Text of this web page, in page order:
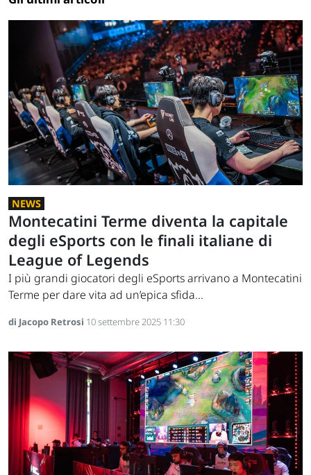
NEWS
Montecatini Terme diventa la capitale
degli eSports con le finali italiane di
League of Legends
I più grandi giocatori degli eSports arrivano a Montecatini
Terme per dare vita ad un’epica sfida...
di Jacopo Retrosi 10 settembre 2025 11:30